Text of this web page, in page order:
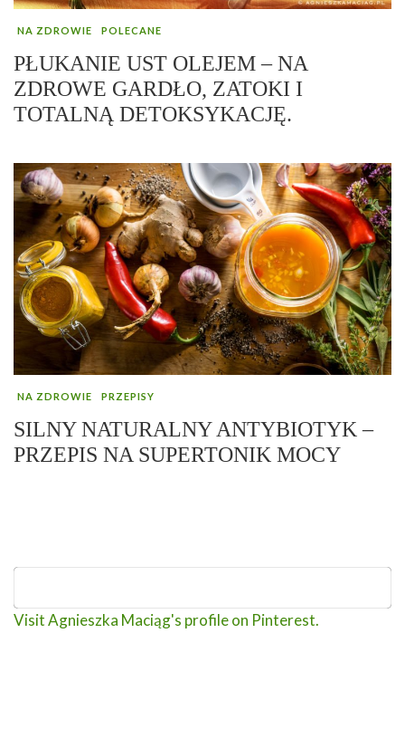
NA ZDROWIE POLECANE
PŁUKANIE UST OLEJEM – NA
ZDROWE GARDŁO, ZATOKI I
TOTALNĄ DETOKSYKACJĘ.
NA ZDROWIE PRZEPISY
SILNY NATURALNY ANTYBIOTYK –
PRZEPIS NA SUPERTONIK MOCY
Visit Agnieszka Maciąg's profile on Pinterest.